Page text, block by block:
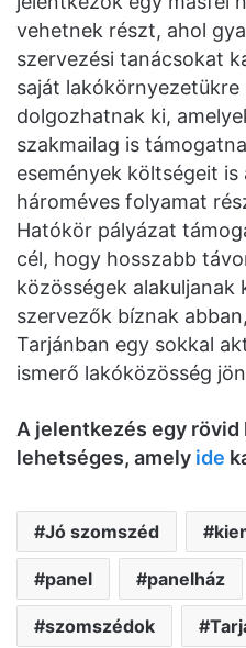
vehetnek részt, ahol
szervezési tanácsokat
saját
dolgozhatnak ki,
szakmailag is
események költségeit
hároméves folyamat
Hatókör pályázat
cél, hogy hosszabb
közösségek alakuljanak
szervezők bíznak
Tarjánban egy sokkal
ismerő lakóközösség
A jelentkezés egy
lehetséges, amely ide
Jó szomszéd
panel panelház
szomszédok